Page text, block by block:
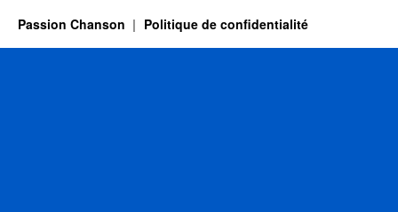
Passion Chanson Politique de confidentialité